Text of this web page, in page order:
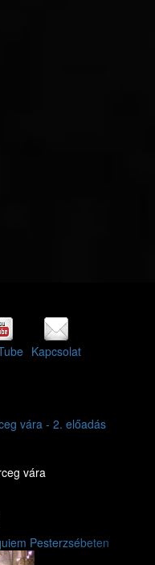
Kapcsolat
vára - 2. előadás
vára
Pesterzsébeten
Next